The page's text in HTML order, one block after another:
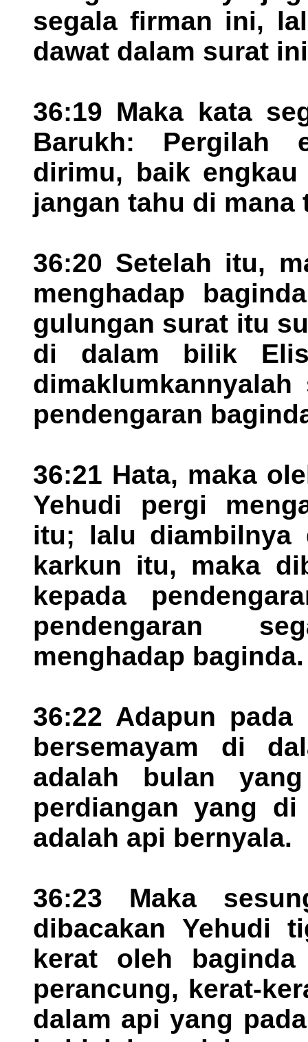
segala firman ini,
dawat dalam surat
36:19 Maka kata
Barukh: Pergilah
dirimu, baik engkau
jangan tahu di mana
36:20 Setelah itu,
menghadap
gulungan surat itu
di dalam bilik
pendengaran
36:21 Hata, maka
Yehudi pergi
itu; lalu diambilnya
karkun itu, maka
kepada
pendengaran
menghadap baginda.
36:22 Adapun
bersemayam di
adalah bulan
perdiangan yang
adalah api bernyala.
36:23 Maka
dibacakan Yehudi
kerat oleh
perancung, kerat-
dalam api yang